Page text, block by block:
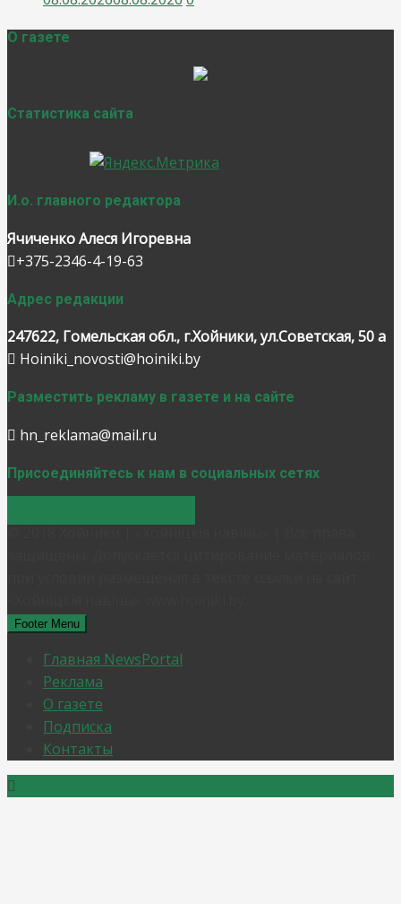
О газете
Статистика сайта
И.о. главного редактора
Ячиченко Алеся Игоревна
+375-2346-4-19-63
Адрес редакции
247622, Гомельская обл., г.Хойники, ул.Советская, 50 а
Hoiniki_novosti@hoiniki.by
Разместить рекламу в газете и на сайте
hn_reklama@mail.ru
Присоединяйтесь к нам в социальных сетях
Footer Menu
Главная NewsPortal
Реклама
О газете
Подписка
Контакты